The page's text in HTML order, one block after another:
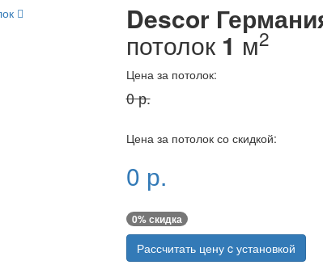
Descor
потолок 1 м2
Цена за потолок:
0р.
Цена за потолок со скидкой:
0 р.
0% скидка
Рассчитать цену c установкой